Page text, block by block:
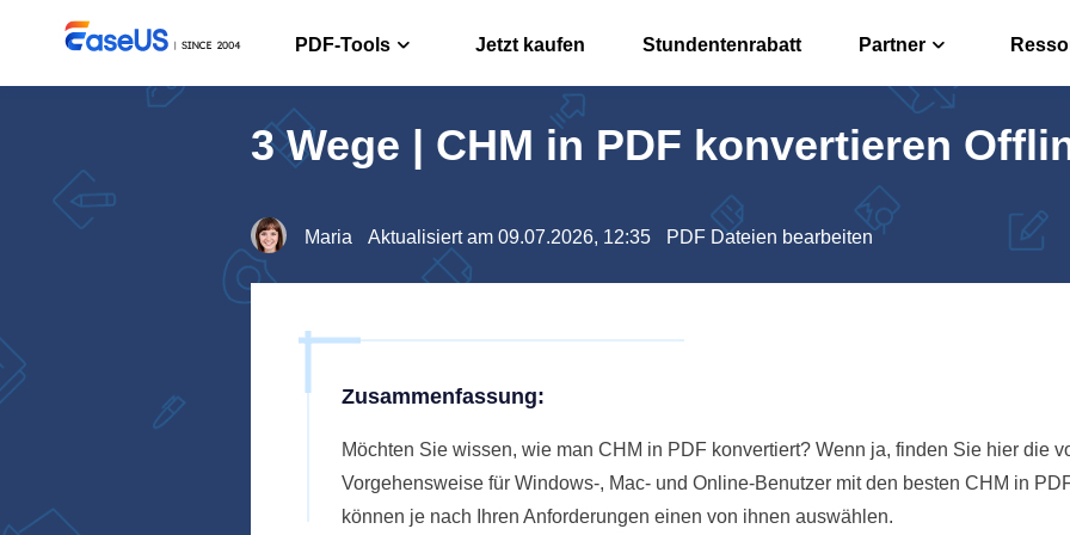
PDF-Tools
PDF Editor
PDF Converter
PDF Dateien offline umwandeln
Jetzt kaufen Stundentenrabatt Partner
Affiliate
Reseller
EaseUS
3 Wege | CHM in PDF konvertieren
Maria Aktualisiert am 09.07.2026, 12:35 PDF Dateien bearbeiten
Zusammenfassung:
Möchten Sie wissen, wie man CHM in PDF konvertiert? Wenn ja, finden Sie hier die
Vorgehensweise für Windows-, Mac- und Online-Benutzer mit den besten CHM in
können je nach Ihren Anforderungen einen von ihnen auswählen.